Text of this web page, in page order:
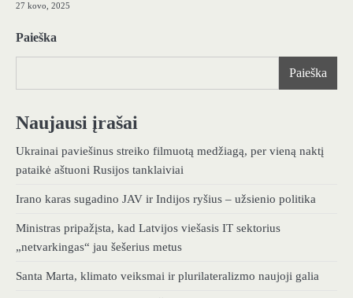
27 kovo, 2025
Paieška
Paieška
Naujausi įrašai
Ukrainai paviešinus streiko filmuotą medžiagą, per vieną naktį
pataikė aštuoni Rusijos tanklaiviai
Irano karas sugadino JAV ir Indijos ryšius – užsienio politika
Ministras pripažįsta, kad Latvijos viešasis IT sektorius
„netvarkingas“ jau šešerius metus
Santa Marta, klimato veiksmai ir plurilateralizmo naujoji galia